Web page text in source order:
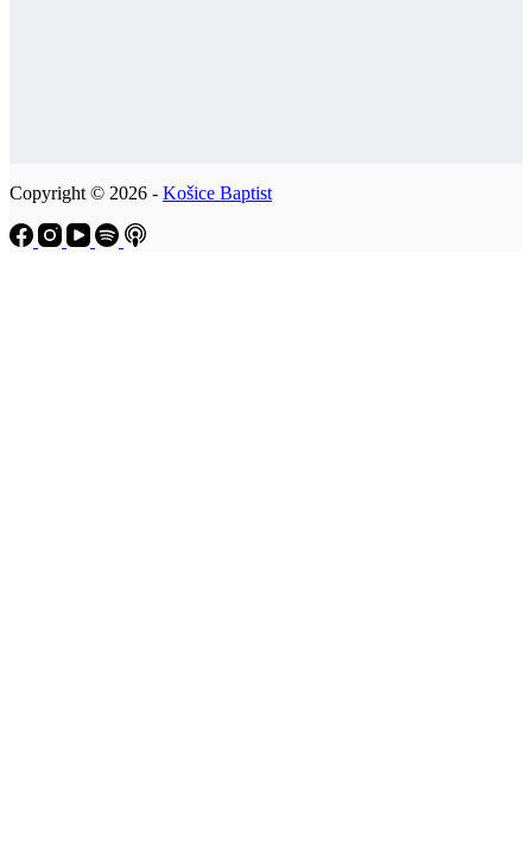
Copyright © 2026 - Košice Baptist